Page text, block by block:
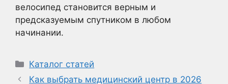
велосипед становится верным и
предсказуемым спутником в любом
начинании.
Рубрики
Каталог статей
Как выбрать медицинский центр в 2026